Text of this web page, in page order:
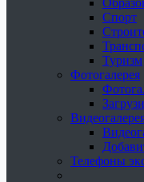
Спорт
Туризм
Фотогалерея
Телефоны